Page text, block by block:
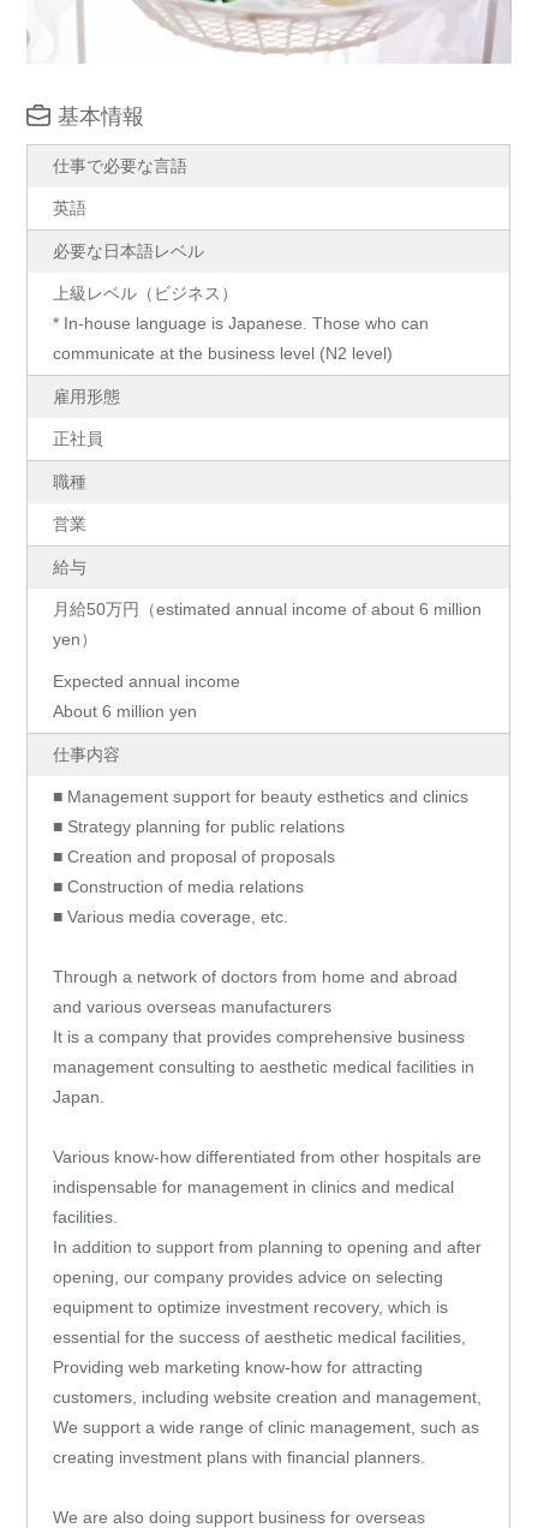
基本情報
仕事で必要な言語
英語
必要な日本語レベル
上級レベル（ビジネス）
* In-house language is Japanese. Those who can
communicate at the business level (N2 level)
雇用形態
正社員
職種
営業
給与
月給50万円（estimated annual income of about 6 million
yen）
Expected annual income
About 6 million yen
仕事内容
■ Management support for beauty esthetics and clinics
■ Strategy planning for public relations
■ Creation and proposal of proposals
■ Construction of media relations
■ Various media coverage, etc.
Through a network of doctors from home and abroad
and various overseas manufacturers
It is a company that provides comprehensive business
management consulting to aesthetic medical facilities in
Japan.
Various know-how differentiated from other hospitals are
indispensable for management in clinics and medical
facilities.
In addition to support from planning to opening and after
opening, our company provides advice on selecting
equipment to optimize investment recovery, which is
essential for the success of aesthetic medical facilities,
Providing web marketing know-how for attracting
customers, including website creation and management,
We support a wide range of clinic management, such as
creating investment plans with financial planners.
We are also doing support business for overseas